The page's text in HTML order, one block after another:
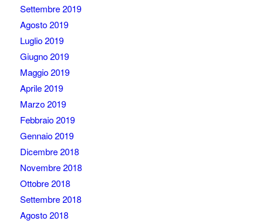
Settembre 2019
Agosto 2019
Luglio 2019
Giugno 2019
Maggio 2019
Aprile 2019
Marzo 2019
Febbraio 2019
Gennaio 2019
Dicembre 2018
Novembre 2018
Ottobre 2018
Settembre 2018
Agosto 2018